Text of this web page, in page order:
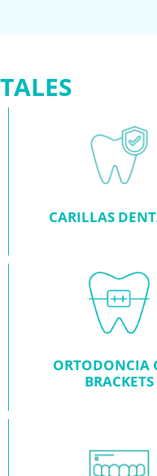
CARILLAS
ORTODONCIA
BRACKETS